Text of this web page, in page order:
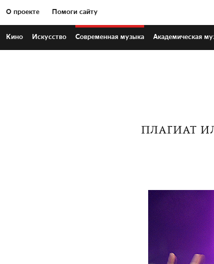
О проекте Помоги сайту
Кино Искусство Современная музыка Академическая
ПЛАГИАТ